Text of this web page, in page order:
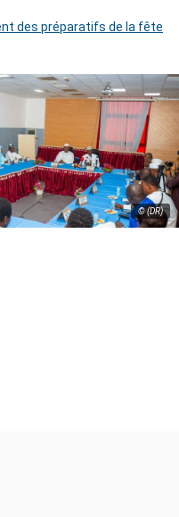
des préparatifs de la fête
© (DR)